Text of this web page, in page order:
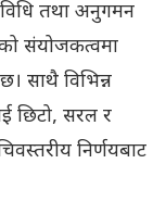
तथा अनुगमन
संयोजकत्वमा
साथै विभिन्न
छिटो, सरल र
निर्णयबाट